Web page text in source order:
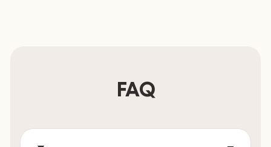
FAQ